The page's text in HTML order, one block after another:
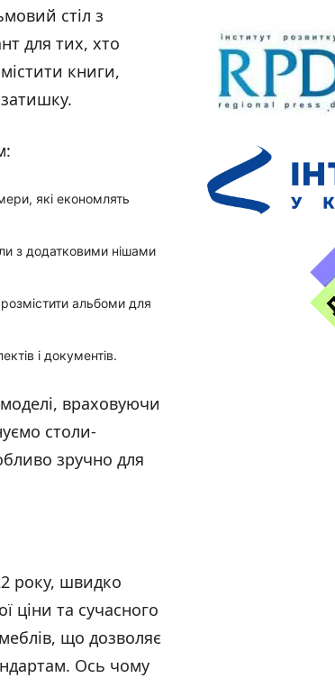
стіл з
для тих, хто
книги,
які економлять
з додатковими нішами
альбоми для
і документів.
враховуючи
столи-
зручно для
року, швидко
ціни та сучасного
що дозволяє
Ось чому